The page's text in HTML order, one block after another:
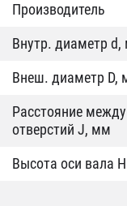
Производитель
Внутр. диаметр
Внеш. диаметр D,
Расстояние
отверстий J, мм
Высота оси вала